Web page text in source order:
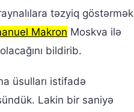
təzyiq göstərmək
Makron Moskva ilə
bildirib.
üsulları istifadə
Lakin bir saniyə